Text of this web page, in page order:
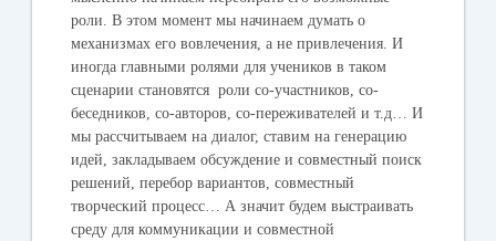
роли. В этом момент мы начинаем думать о
механизмах его вовлечения, а не привлечения. И
иногда главными ролями для учеников в таком
сценарии становятся роли со-участников, со-
беседников, со-авторов, со-переживателей и т.д… И
мы рассчитываем на диалог, ставим на генерацию
идей, закладываем обсуждение и совместный поиск
решений, перебор вариантов, совместный
творческий процесс… А значит будем выстраивать
среду для коммуникации и совместной